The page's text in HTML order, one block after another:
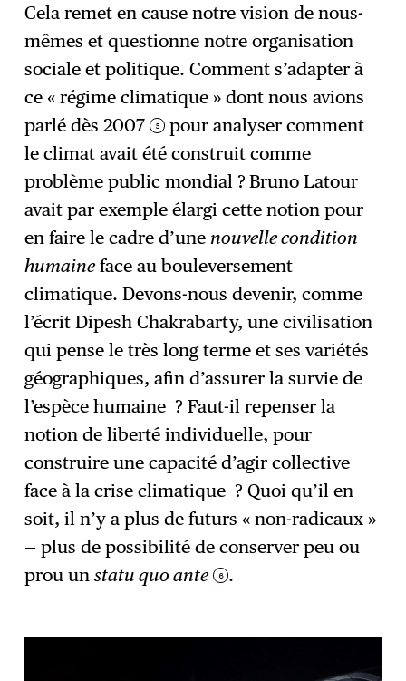
Cela remet en cause notre vision de nous-
mêmes et questionne notre organisation
sociale et politique. Comment s’adapter à
ce « régime climatique » dont nous avions
parlé dès 2007 5
pour analyser comment
le climat avait été construit comme
problème public mondial ? Bruno Latour
avait par exemple élargi cette notion pour
en faire le cadre d’une nouvelle condition
humaineface au bouleversement
climatique. Devons-nous devenir, comme
l’écrit Dipesh Chakrabarty, une civilisation
qui pense le très long terme et ses variétés
géographiques, afin d’assurer la survie de
l’espèce humaine ? Faut-il repenser la
notion de liberté individuelle, pour
construire une capacité d’agir collective
face à la crise climatique ? Quoi qu’il en
soit, il n’y a plus de futurs « non-radicaux »
— plus de possibilité de conserver peu ou
prou unstatu quo ante 6 .